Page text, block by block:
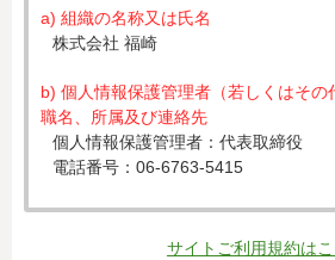
a) 組織の名称又は氏名
株式会社 福崎
b) 個人情報保護管理者（若しくはその
職名、所属及び連絡先
個人情報保護管理者：代表取締役
電話番号：06-6763-5415
c) 個人情報の利用目的
入力された個人情報は、お見積り依
サイトご利用規約は